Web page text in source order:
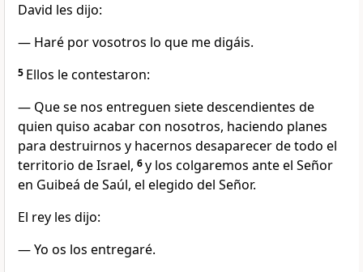
David les dijo:
— Haré por vosotros lo que me digáis.
5 Ellos le contestaron:
— Que se nos entreguen siete descendientes de
quien quiso acabar con nosotros, haciendo planes
para destruirnos y hacernos desaparecer de todo el
territorio de Israel, 6y los colgaremos ante el Señor
en Guibeá de Saúl, el elegido del Señor.
El rey les dijo:
— Yo os los entregaré.